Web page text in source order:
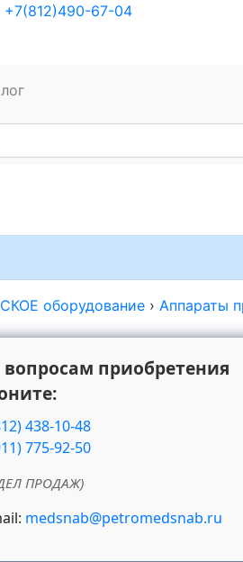
+7(812)490-67-04
оборудование › Аппараты
вопросам приобретения
438-10-48
775-92-50
ПРОДАЖ)
medsnab@petromedsnab.ru